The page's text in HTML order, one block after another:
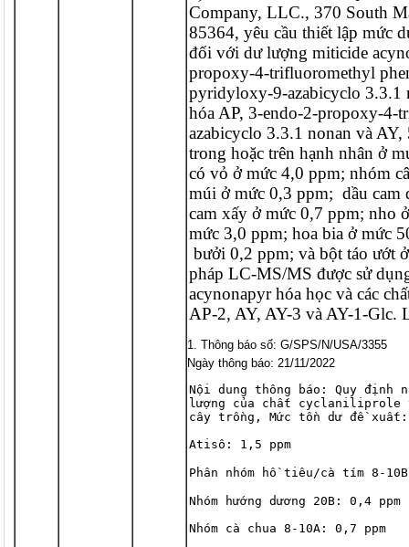
Company, LLC., 370 South
85364, yêu cầu thiết lập mức
đối với dư lượng miticide
propoxy-4-trifluoromethyl
pyridyloxy-9-azabicyclo 3.3.1
hóa AP, 3-endo-2-propoxy-4-
azabicyclo 3.3.1 nonan và
trong hoặc trên hạnh nhân ở
có vỏ ở mức 4,0 ppm; nhóm
múi ở mức 0,3 ppm;  dầu
cam xấy ở mức 0,7 ppm; nho
mức 3,0 ppm; hoa bia ở mức
bưởi 0,2 ppm; và bột táo ướt
pháp LC-MS/MS được sử
acynonapyr hóa học và các
AP-2, AY, AY-3 và AY-1-Glc.
Thông báo số: G/SPS/N/USA/3355
Ngày thông báo: 21/11/2022
Nội dung thông báo: Quy
lượng của chất
cây trồng, Mức tồn dư đề xuất:
Atisô: 1,5 ppm
Phân nhóm hồ tiêu/cà tím 8-
Nhóm hướng dương 20B: 0,4 ppm
Nhóm cà chua 8-10A: 0,7 ppm